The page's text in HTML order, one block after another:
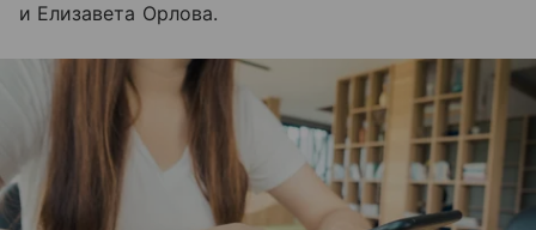
и Елизавета Орлова.